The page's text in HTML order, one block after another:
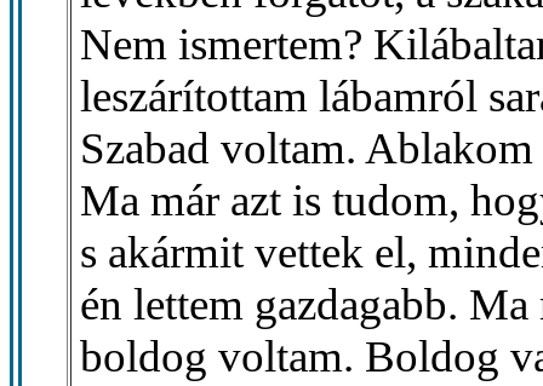
Nem ismertem?
leszárítottam lábamról
Szabad voltam.
Ma már azt is tudom,
s akármit vettek el,
én lettem gazdagabb.
boldog voltam. Boldog